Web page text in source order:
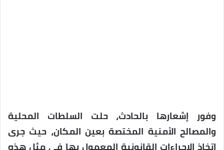
وفور إشعارها بالحادث، حلت السلطات المحلية
والمصالح الأمنية المختصة بعين المكان، حيث جرى
اتخاذ الإجراءات القانونية المعمول بها في مثل هذه